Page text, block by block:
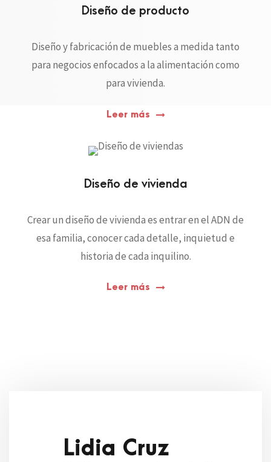
Diseño de producto
Diseño y fabricación de muebles a medida tanto
para negocios enfocados a la alimentación como
para vivienda.
Leer más
Diseño de vivienda
Crear un diseño de vivienda es entrar en el ADN de
esa familia, conocer cada detalle, inquietud e
historia de cada inquilino.
Leer más
Lidia Cruz